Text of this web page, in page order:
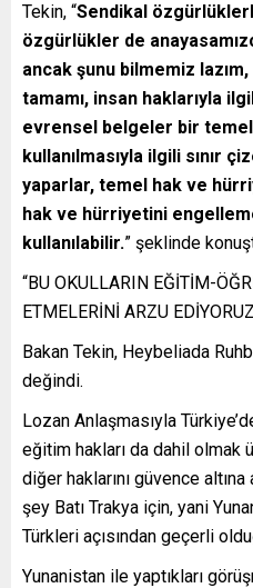
Tekin, “Sendikal
özgürlükler de
ancak şunu bilmemiz
tamamı, insan haklarıyla
evrensel belgeler bir
kullanılmasıyla ilgili sınır
yaparlar, temel hak ve
hak ve hürriyetini
kullanılabilir.” şeklinde
“BU OKULLARIN EĞİTİM-
ETMELERİNİ ARZU
Bakan Tekin, Heybeliada
değindi.
Lozan Anlaşmasıyla
eğitim hakları da dahil olmak
diğer haklarını güvence altına
şey Batı Trakya için, yani
Türkleri açısından geçerli
Yunanistan ile yaptıkları